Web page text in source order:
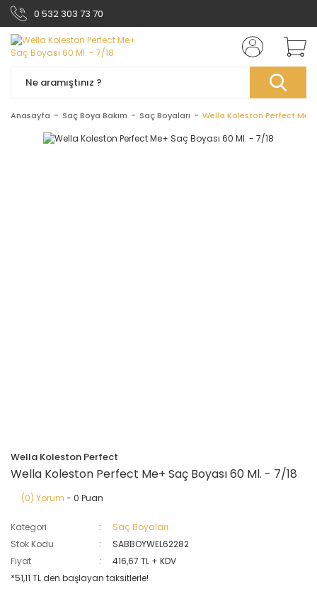
0 532 303 73 70
Anasayfa Saç Boya Bakım Saç Boyaları Wella Koleston Perfect Me+
Wella Koleston Perfect
Wella Koleston Perfect Me+ Saç Boyası 60 Ml. - 7/18
(0) Yorum - 0 Puan
Kategori
Saç Boyaları
Stok Kodu
SABBOYWEL62282
Fiyat
416,67 TL + KDV
*51,11 TL den başlayan taksitlerle!